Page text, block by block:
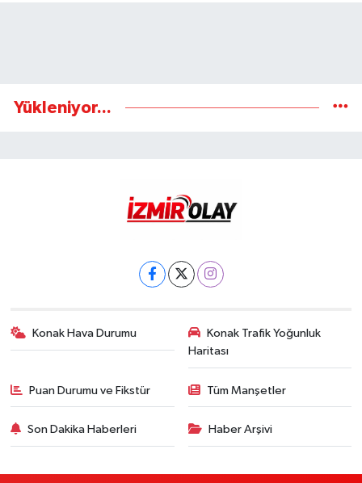
Yükleniyor...
Konak Hava Durumu
Konak Trafik Yoğunluk
Haritası
Puan Durumu ve Fikstür Tüm Manşetler
Son Dakika Haberleri Haber Arşivi